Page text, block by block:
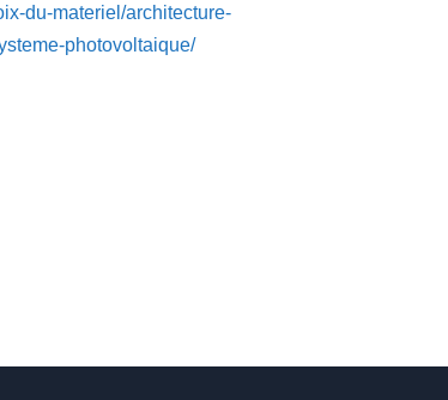
du-materiel/architecture-
photovoltaique/